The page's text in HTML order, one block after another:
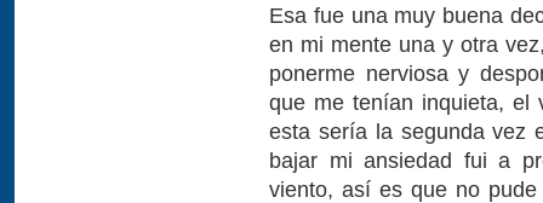
Esa fue una muy buena
en mi mente una y otra
ponerme nerviosa y
que me tenían inquieta, el
esta sería la segunda vez
bajar mi ansiedad fui a
viento, así es que no